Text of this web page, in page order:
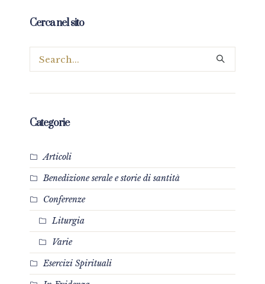
Cerca nel sito
Categorie
Articoli
Benedizione serale e storie di santità
Conferenze
Liturgia
Varie
Esercizi Spirituali